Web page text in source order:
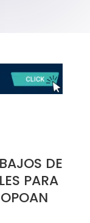
DE
PARA